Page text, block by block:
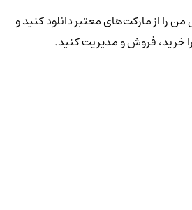
را از مارکت‌های معتبر دانلود کنید و
خرید، فروش و مدیریت کنید.